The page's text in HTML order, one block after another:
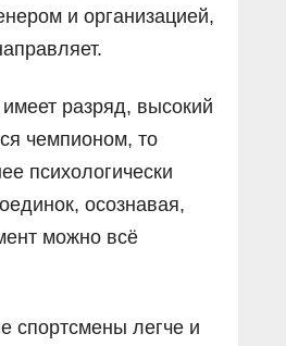
и организацией,
разряд, высокий
чемпионом, то
психологически
осознавая,
можно всё
спортсмены легче и